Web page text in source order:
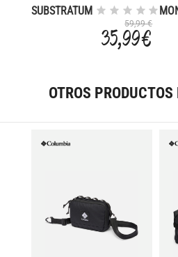
SUBSTRATUM
59,99 €
35,99 €
OTROS